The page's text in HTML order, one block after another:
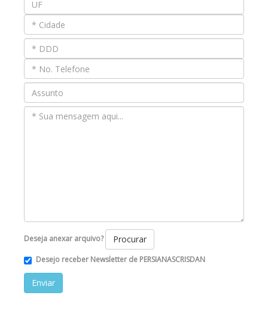
Deseja anexar arquivo? Procurar
Desejo receber Newsletter de PERSIANASCRISDAN
Enviar